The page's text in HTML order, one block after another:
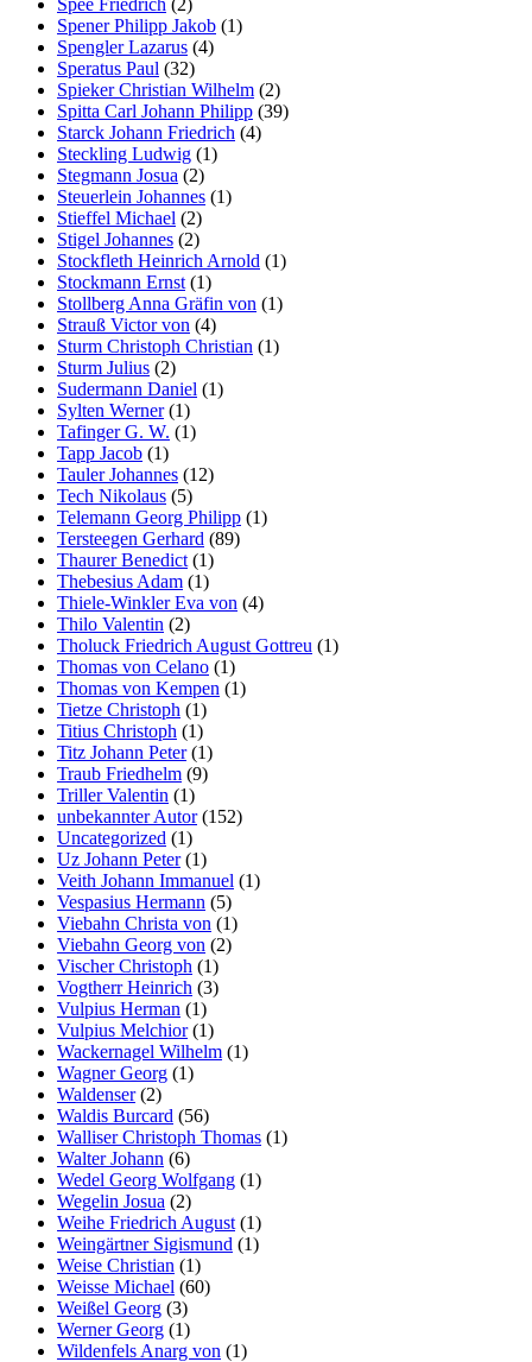
Spener Philipp Jakob (1)
Spengler Lazarus (4)
Speratus Paul (32)
Spieker Christian Wilhelm (2)
Spitta Carl Johann Philipp (39)
Starck Johann Friedrich (4)
Steckling Ludwig (1)
Stegmann Josua (2)
Steuerlein Johannes (1)
Stieffel Michael (2)
Stigel Johannes (2)
Stockfleth Heinrich Arnold (1)
Stockmann Ernst (1)
Stollberg Anna Gräfin von (1)
Strauß Victor von (4)
Sturm Christoph Christian (1)
Sturm Julius (2)
Sudermann Daniel (1)
Sylten Werner(1)
Tafinger G. W. (1)
Tapp Jacob (1)
Tauler Johannes (12)
Tech Nikolaus (5)
Telemann Georg Philipp (1)
Tersteegen Gerhard (89)
Thaurer Benedict (1)
Thebesius Adam (1)
Thiele-Winkler Eva von (4)
Thilo Valentin (2)
Tholuck Friedrich August Gottreu (1)
Thomas von Celano (1)
Thomas von Kempen (1)
Tietze Christoph (1)
Titius Christoph (1)
Titz Johann Peter(1)
Traub Friedhelm (9)
Triller Valentin (1)
unbekannter Autor(152)
Uncategorized (1)
Uz Johann Peter(1)
Veith Johann Immanuel (1)
Vespasius Hermann (5)
Viebahn Christa von (1)
Viebahn Georg von (2)
Vischer Christoph (1)
Vogtherr Heinrich (3)
Vulpius Herman (1)
Vulpius Melchior(1)
Wackernagel Wilhelm (1)
Wagner Georg (1)
Waldenser(2)
Waldis Burcard (56)
Walliser Christoph Thomas (1)
Walter Johann (6)
Wedel Georg Wolfgang (1)
Wegelin Josua (2)
Weihe Friedrich August (1)
Weingärtner Sigismund (1)
Weise Christian (1)
Weisse Michael (60)
Weißel Georg (3)
Werner Georg (1)
Wildenfels Anarg von (1)